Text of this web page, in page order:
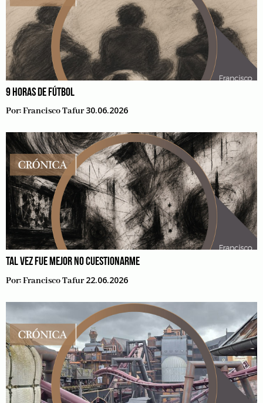
9 HORAS DE FÚTBOL
Por:Francisco Tafur 30.06.2026
TAL VEZ FUE MEJOR NO CUESTIONARME
Por:Francisco Tafur 22.06.2026